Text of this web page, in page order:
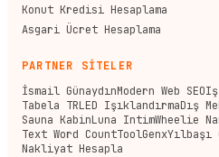
Konut Kredisi Hesaplama
Asgari Ücret Hesaplama
PARTNER SİTELER
İsmail GünaydınModern Web SEO
Tabela TRLED IşıklandırmaDış
Sauna KabinLuna IntimWheelie
Text Word CountToolGenxYılbaşı
Nakliyat Hesapla